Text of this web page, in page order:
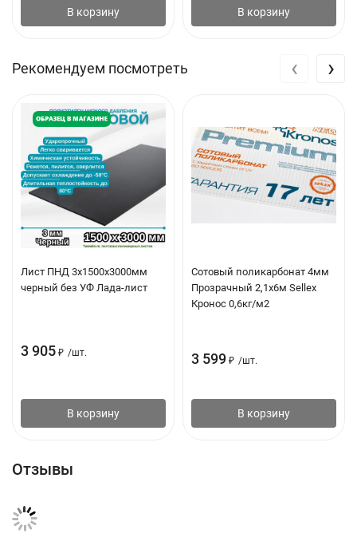
Технические характеристики
В корзину В корзину
Рекомендуем посмотреть
Лист ПНД 3х1500х3000мм
черный без УФ Лада-лист
3 905 ₽ /шт.
В корзину
Сотовый поликарбонат 4мм
Прозрачный 2,1х6м Sellex
Кронос 0,6кг/м2
3 599 ₽ /шт.
В корзину
‹ ›
Отзывы